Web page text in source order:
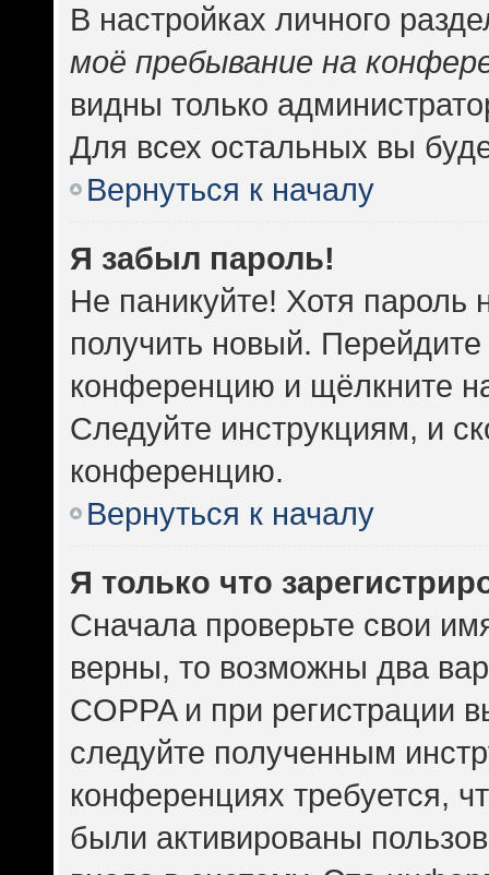
В настройках личного
моё пребывание на
видны только
Для всех остальных вы
Вернуться к началу
Я забыл пароль!
Не паникуйте! Хотя пароль
получить новый.
конференцию и щёлкните
Следуйте инструкциям, и
конференцию.
Вернуться к началу
Я только что
Сначала проверьте свои
верны, то возможны два
COPPA и при регистрации
следуйте полученным
конференциях требуется,
были активированы